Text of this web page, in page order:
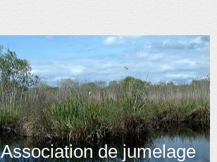
Association de jumelage